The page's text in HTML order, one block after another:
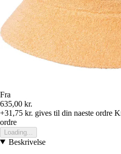
Fra
635,00 kr.
+31,75 kr. gives til din naeste ordre
ordre
Loading...
Beskrivelse